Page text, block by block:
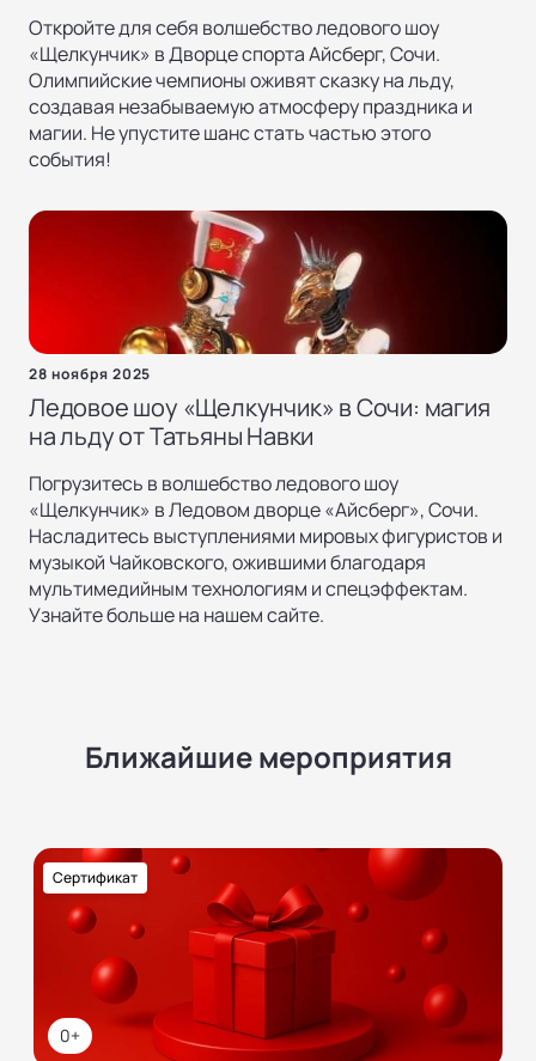
Откройте для себя волшебство ледового шоу
«Щелкунчик» в Дворце спорта Айсберг, Сочи.
Олимпийские чемпионы оживят сказку на льду,
создавая незабываемую атмосферу праздника и
магии. Не упустите шанс стать частью этого
события!
28 ноября 2025
Ледовое шоу «Щелкунчик» в Сочи: магия
на льду от Татьяны Навки
Погрузитесь в волшебство ледового шоу
«Щелкунчик» в Ледовом дворце «Айсберг», Сочи.
Насладитесь выступлениями мировых фигуристов и
музыкой Чайковского, ожившими благодаря
мультимедийным технологиям и спецэффектам.
Узнайте больше на нашем сайте.
Ближайшие мероприятия
0+
Сертификат